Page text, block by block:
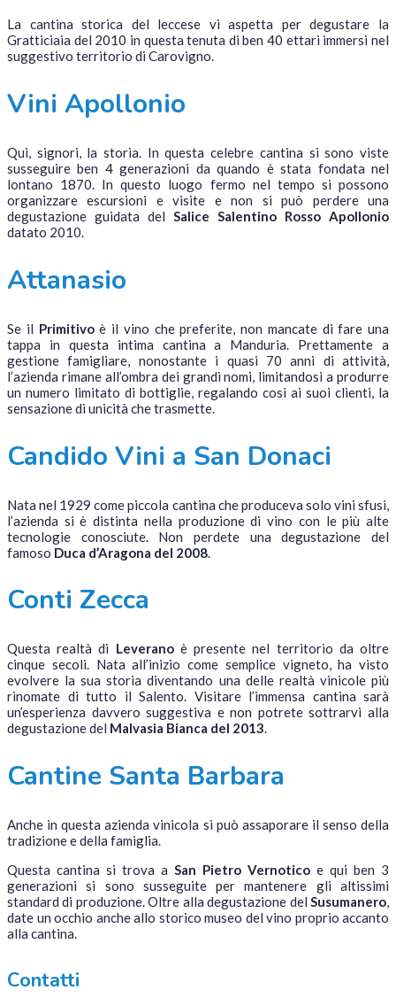
La cantina storica del leccese vi aspetta per degustare la
Gratticiaia del 2010 in questa tenuta di ben 40 ettari immersi nel
suggestivo territorio di Carovigno.
Vini Apollonio
Qui, signori, la storia. In questa celebre cantina si sono viste
susseguire ben 4 generazioni da quando è stata fondata nel
lontano 1870. In questo luogo fermo nel tempo si possono
organizzare escursioni e visite e non si può perdere una
degustazione guidata del Salice Salentino Rosso Apollonio
datato 2010.
Attanasio
Se il Primitivoè il vino che preferite, non mancate di fare una
tappa in questa intima cantina a Manduria. Prettamente a
gestione famigliare, nonostante i quasi 70 anni di attività,
l’azienda rimane all’ombra dei grandi nomi, limitandosi a produrre
un numero limitato di bottiglie, regalando così ai suoi clienti, la
sensazione di unicità che trasmette.
Candido Vini a San Donaci
Nata nel 1929 come piccola cantina che produceva solo vini sfusi,
l’azienda si è distinta nella produzione di vino con le più alte
tecnologie conosciute. Non perdete una degustazione del
famoso Duca d’Aragona del 2008
Conti Zecca
Questa realtà di Leveranoè presente nel territorio da oltre
cinque secoli. Nata all’inizio come semplice vigneto, ha visto
evolvere la sua storia diventando una delle realtà vinicole più
rinomate di tutto il Salento. Visitare l’immensa cantina sarà
un’esperienza davvero suggestiva e non potrete sottrarvi alla
degustazione del Malvasia Bianca del 2013.
Cantine Santa Barbara
Anche in questa azienda vinicola si può assaporare il senso della
tradizione e della famiglia.
Questa cantina si trova a San Pietro Vernotico e qui ben 3
generazioni si sono susseguite per mantenere gli altissimi
standard di produzione. Oltre alla degustazione del Susumanero,
date un occhio anche allo storico museo del vino proprio accanto
alla cantina.
Contatti